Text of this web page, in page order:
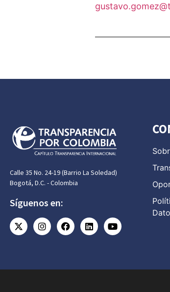
Calle 35 No. 24-19 (Barrio La Soledad)
Bogotá, D.C. - Colombia
Síguenos en: